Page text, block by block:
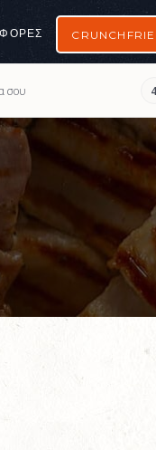
σου 4